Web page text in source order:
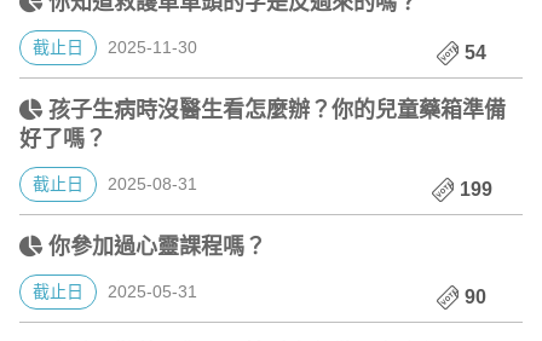
截止日 2025-11-30 54
孩子生病時沒醫生看怎麼辦？你的兒童藥箱準備
好了嗎？
截止日 2025-08-31 199
你參加過心靈課程嗎？
截止日 2025-05-31 90